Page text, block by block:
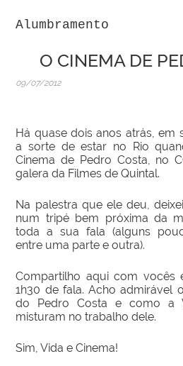
Alumbramento
O CINEMA DE
09/07/2012
Há quase dois anos atrás, em
a sorte de estar no Rio
Cinema de Pedro Costa, no
galera da Filmes de Quintal.
Na palestra que ele deu,
num tripé bem próxima da
toda a sua fala (alguns
entre uma parte e outra).
Compartilho aqui com vocês
1h30 de fala. Acho admirável
do Pedro Costa e como a
misturam no trabalho dele.
Sim, Vida e Cinema!